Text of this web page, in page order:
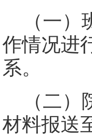
（一
作情况进
系。
（二
材料报送